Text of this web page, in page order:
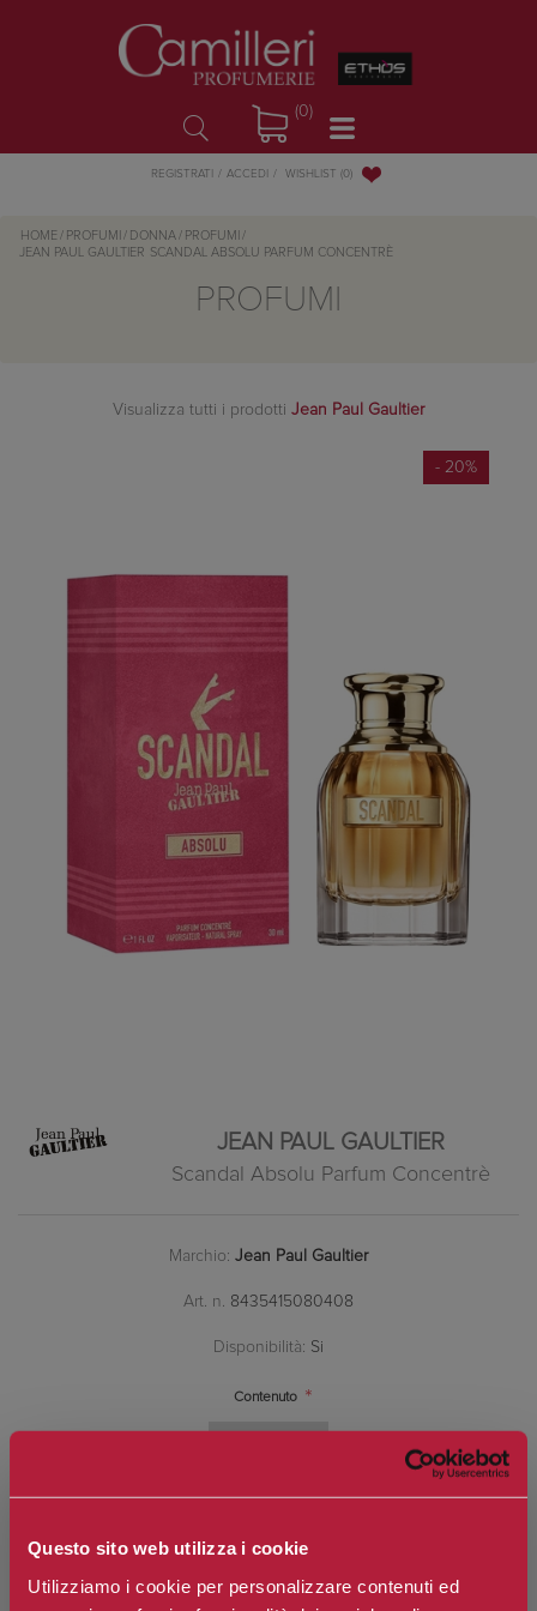
Questo sito web utilizza i cookie
Utilizziamo i cookie per personalizzare contenuti ed
(0)
REGISTRATI ACCEDI WISHLIST (0)
HOME / PROFUMI / DONNA / PROFUMI /
JEAN PAUL GAULTIER SCANDAL ABSOLU PARFUM CONCENTRÈ
PROFUMI
Visualizza tutti i prodotti Jean Paul Gaultier
- 20%
JEAN PAUL GAULTIER
Scandal Absolu Parfum Concentrè
Marchio: Jean Paul Gaultier
Art. n. 8435415080408
Disponibilità: Si
Contenuto *
Prezzo scontato: